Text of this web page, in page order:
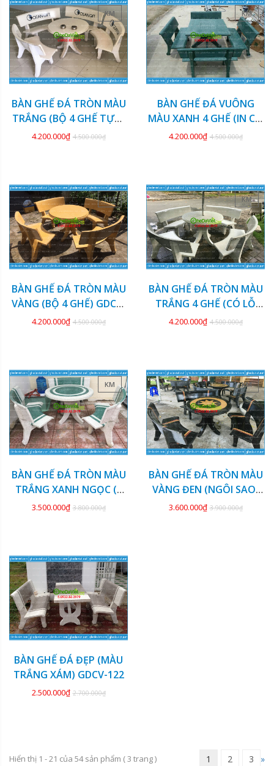
KM
BÀN GHẾ ĐÁ TRÒN MÀU
TRẮNG (BỘ 4 GHẾ TỰA)
GDCV-128
4.200.000₫ 4.500.000₫
KM
BÀN GHẾ ĐÁ VUÔNG
MÀU XANH 4 GHẾ (IN CỜ
TƯỚNG) GDCV-127
4.200.000₫ 4.500.000₫
KM
BÀN GHẾ ĐÁ TRÒN MÀU
VÀNG (BỘ 4 GHẾ) GDCV-
126
4.200.000₫ 4.500.000₫
KM
BÀN GHẾ ĐÁ TRÒN MÀU
TRẮNG 4 GHẾ (CÓ LỖ
DÙ) GDCV-125
4.200.000₫ 4.500.000₫
KM
BÀN GHẾ ĐÁ TRÒN MÀU
TRẮNG XANH NGỌC (3
GHẾ) GDCV-124
3.500.000₫ 3.800.000₫
KM
BÀN GHẾ ĐÁ TRÒN MÀU
VÀNG ĐEN (NGÔI SAO)
GDCV-123
3.600.000₫ 3.900.000₫
KM
BÀN GHẾ ĐÁ ĐẸP (MÀU
TRẮNG XÁM) GDCV-122
2.500.000₫ 2.700.000₫
Hiển thị 1 - 21 của 54sản phẩm (3 trang ) 1 2 3 »